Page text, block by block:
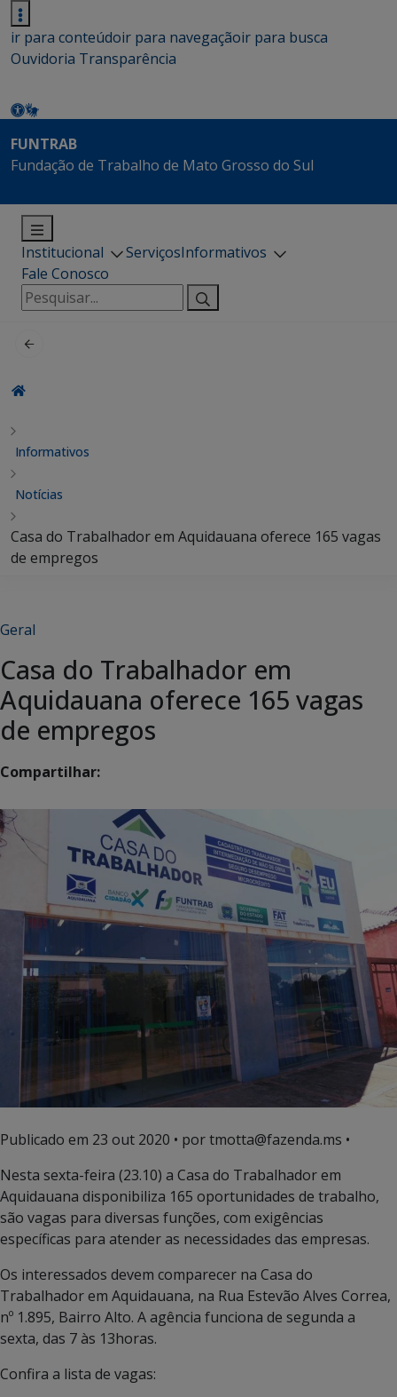
ir para conteúdoir para navegaçãoir para busca
Ouvidoria Transparência
FUNTRAB
Fundação de Trabalho de Mato Grosso do Sul
Institucional ServiçosInformativos
Fale Conosco
Pesquisar
por:
Informativos
Notícias
Casa do Trabalhador em Aquidauana oferece 165 vagas
de empregos
Geral
Casa do Trabalhador em
Aquidauana oferece 165 vagas
de empregos
Compartilhar:
Publicado em 23 out 2020 • por tmotta@fazenda.ms •
Nesta sexta-feira (23.10) a Casa do Trabalhador em
Aquidauana disponibiliza 165 oportunidades de trabalho,
são vagas para diversas funções, com exigências
específicas para atender as necessidades das empresas.
Os interessados devem comparecer na Casa do
Trabalhador em Aquidauana, na Rua Estevão Alves Correa,
nº 1.895, Bairro Alto. A agência funciona de segunda a
sexta, das 7 às 13horas.
Confira a lista de vagas: